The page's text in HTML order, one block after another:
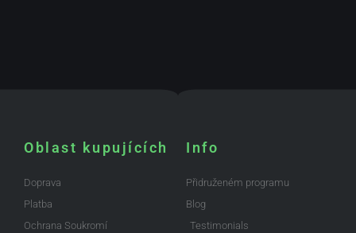
Oblast kupujících
Doprava
Platba
Ochrana Soukromí
Info
Přidruženém programu
Blog
Testimonials